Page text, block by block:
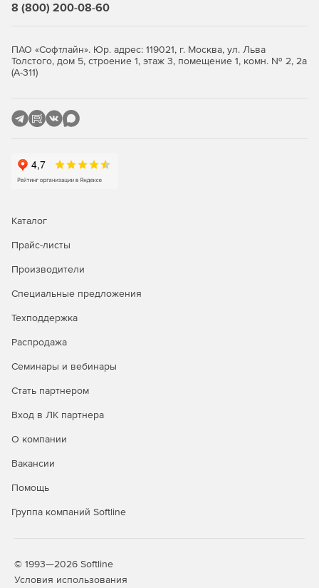
Интерфейсы доступа – iSCSI, NFS, FTP, WebDav, Samba,
Интеграция системы хранения в сетевую
инфраструктуру Active Directory.
ресурсами систем в зависимости от текущей нагрузки.
8 (800) 200-08-60
ПАО «Софтлайн». Юр. адрес: 119021, г. Москва, ул. Льва
Толстого, дом 5, строение 1, этаж 3, помещение 1, комн. № 2, 2а
(А-311)
Каталог
Прайс-листы
Производители
Специальные предложения
Техподдержка
Распродажа
Семинары и вебинары
Стать партнером
Вход в ЛК партнера
О компании
Вакансии
Помощь
Группа компаний Softline
© 1993—2026 Softline
Условия использования